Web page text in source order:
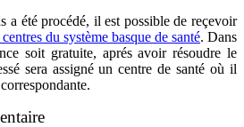
a été procédé, il est possible de reçevoir
centres du système basque de santé. Dans
soit gratuite, aprés avoir résoudre le
sera assigné un centre de santé où il